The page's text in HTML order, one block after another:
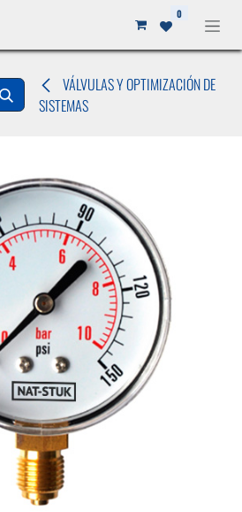
0
VÁLVULAS Y OPTIMIZACIÓN DE
SISTEMAS